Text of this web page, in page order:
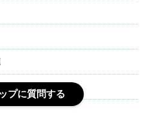
プに質問する